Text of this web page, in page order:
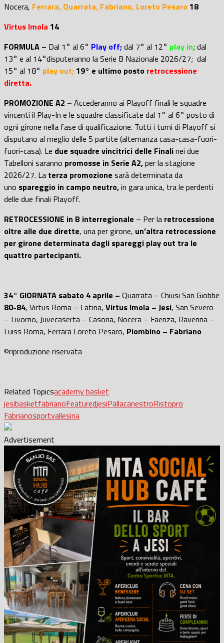
Nocera, Ferrara, Quarrata, Fabriano, Loreto Pesaro18
Virtus Imola 14
FORMULA – Dal 1° al 6° Play off;dal 7° al 12° play in; dal
13° e al 14°disputeranno la Serie B Nazionale 2026/27; dal
15° al 18° play out;19° e ultimo posto retrocessione
diretta.
PROMOZIONE A2 – Accederanno ai Playoff finali le squadre
vincenti il Play-In e le squadre classificate dal 1° al 6° posto di
ogni girone nella fase di qualificazione. Tutti i turni di Playoff si
disputano al meglio delle 5 partite (alternanza casa-casa-fuori-
fuori-casa). Le due squadre vincitrici delle Finalinei due
Tabelloni saranno promosse in Serie A2,per la stagione
2026/27. La terza promozione sarà determinata da
uno spareggio in campo neutro,in gara unica, tra le perdenti
delle due finali Playoff.
RETROCESSIONE in B interregionale – Per la retrocessione
oltre alle due dirette, una per girone, un’altra retrocessione
per girone determinata dagli spareggi play out tra le
quattro partecipanti.
34° GIORNATA sabato 4 aprile – Quarrata – Chiusi San Giobbe
80-84, Virtus Roma – Latina, Virtus Imola – Jesi, San Severo
– Livorno, Juvecaserta – Casoria, Nocera – Faenza, Ravenna –
Luiss Roma, Ferrara Loreto Pesaro, Piombino – Fabriano
©riproduzione riservata
Related Topicsacademy basket
jesibasketfabrianoFeaturedjesiPallacanestroRistopro
Fabrianosportvallesina
Advertisement